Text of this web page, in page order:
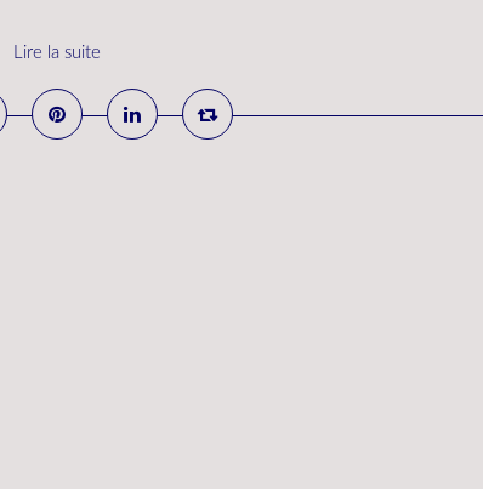
Lire la suite